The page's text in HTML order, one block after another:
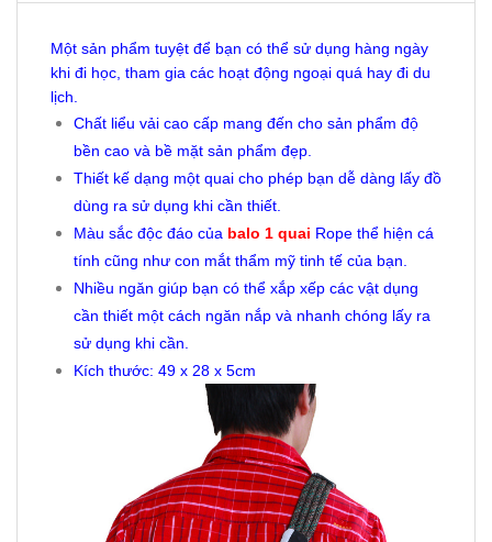
Một sản phẩm tuyệt để bạn có thể sử dụng hàng ngày
khi đi học, tham gia các hoạt động ngoại quá hay đi du
lịch.
Chất liểu vải cao cấp mang đến cho sản phẩm độ
bền cao và bề mặt sản phẩm đẹp.
Thiết kế dạng một quai cho phép bạn dễ dàng lấy đồ
dùng ra sử dụng khi cần thiết.
Màu sắc độc đáo của balo 1 quai Rope thể hiện cá
tính cũng như con mắt thẩm mỹ tinh tế của bạn.
Nhiều ngăn giúp bạn có thể xắp xếp các vật dụng
cần thiết một cách ngăn nắp và nhanh chóng lấy ra
sử dụng khi cần.
Kích thước: 49 x 28 x 5cm